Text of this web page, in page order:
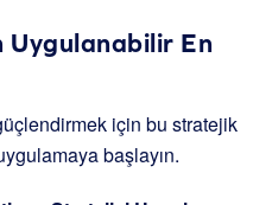
Uygulanabilir En
için bu stratejik
başlayın.